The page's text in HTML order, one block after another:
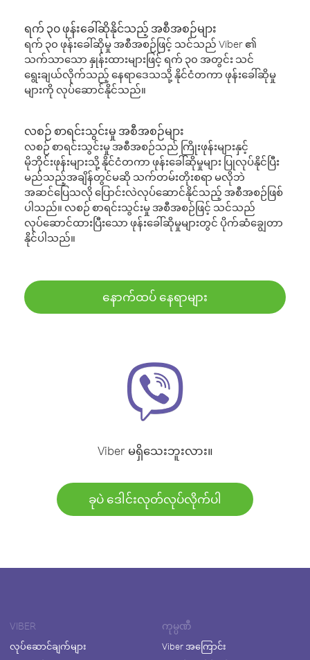
ရက် ၃၀ ဖုန်းခေါ်ဆိုနိုင်သည့် အစီအစဉ်များ
ရက် ၃၀ ဖုန်းခေါ်ဆိုမှု အစီအစဉ်ဖြင့် သင်သည် Viber ၏
သက်သာသော နှုန်းထားများဖြင့် ရက် ၃၀ အတွင်း သင်
ရွေးချယ်လိုက်သည့် နေရာဒေသသို့ နိုင်ငံတကာ ဖုန်းခေါ်ဆိုမှု
များကို လုပ်ဆောင်နိုင်သည်။
လစဉ် စာရင်းသွင်းမှု အစီအစဉ်များ
လစဉ် စာရင်းသွင်းမှု အစီအစဉ်သည် ကြိုးဖုန်းများနှင့်
မိုဘိုင်းဖုန်းများသို့ နိုင်ငံတကာ ဖုန်းခေါ်ဆိုမှုများ ပြုလုပ်နိုင်ပြီး
မည်သည့်အချိန်တွင်မဆို သက်တမ်းတိုးစရာ မလိုဘဲ
အဆင်ပြေသလို ပြောင်းလဲလုပ်ဆောင်နိုင်သည့် အစီအစဉ်ဖြစ်
ပါသည်။ လစဉ် စာရင်းသွင်းမှု အစီအစဉ်ဖြင့် သင်သည်
လုပ်ဆောင်ထားပြီးသော ဖုန်းခေါ်ဆိုမှုများတွင် ပိုက်ဆံချွေတာ
နိုင်ပါသည်။
နောက်ထပ် နေရာများ
Viber မရှိသေးဘူးလား။
ခုပဲ ဒေါင်းလုတ်လုပ်လိုက်ပါ
VIBER
လုပ်ဆောင်ချက်များ
ကုမ္ပဏီ
Viber အကြောင်း